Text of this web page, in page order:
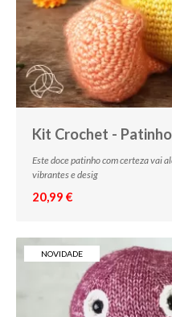
Kit Crochet -
Este doce patinho com certeza vai
vibrantes e desig
20,99 €
NOVIDADE